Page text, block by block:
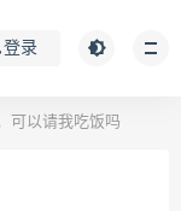
登录
可以请我吃饭吗